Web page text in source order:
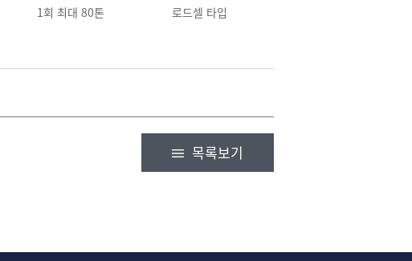
1회 최대 80톤 로드셀 타입
목록보기